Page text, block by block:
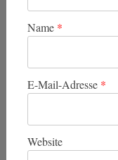
Name *
E-Mail-Adresse *
Website